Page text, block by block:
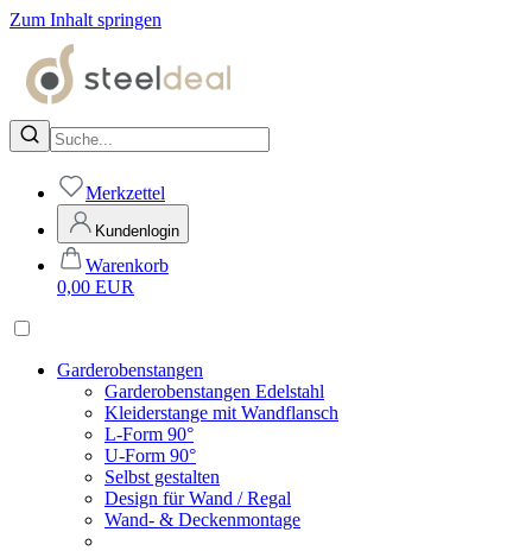
Zum Inhalt springen
Merkzettel
Kundenlogin
Warenkorb
0,00 EUR
Garderobenstangen
Garderobenstangen Edelstahl
Kleiderstange mit Wandflansch
L-Form 90°
U-Form 90°
Selbst gestalten
Design für Wand / Regal
Wand- & Deckenmontage